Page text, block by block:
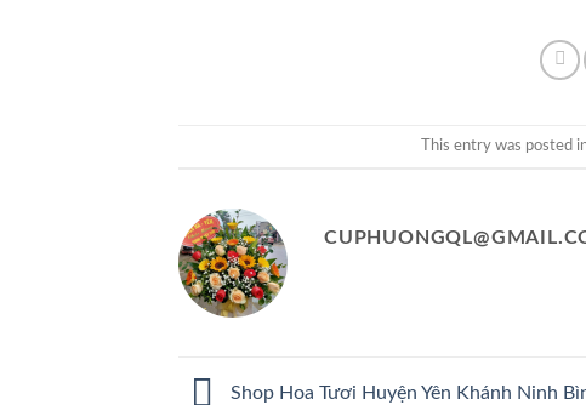
This entry was posted
Shop Hoa Tươi Huyện Yên Khánh Ninh